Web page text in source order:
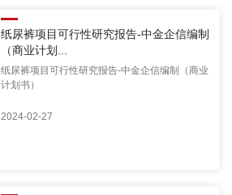
纸尿裤项目可行性研究报告-中金企信编制
（商业计划...
纸尿裤项目可行性研究报告-中金企信编制（商业
计划书）
2024-02-27